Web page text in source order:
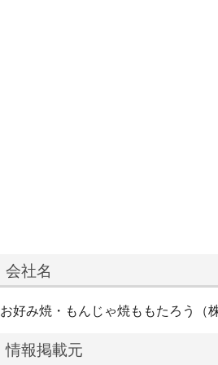
会社名
お好み焼・もんじゃ焼ももたろう（
情報掲載元